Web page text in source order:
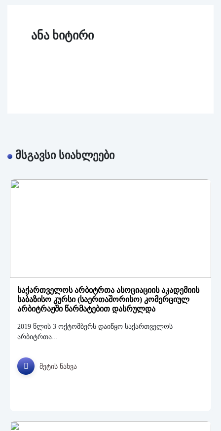
ასოციაციის
სიახლეები
რესურსები
დასმული
კითხვები
ანა ხიტირი
მსგავსი სიახლეები
საქართველოს არბიტრთა ასოციაციის აკადემიის
საბაზისო კურსი (საერთაშორისო) კომერციულ
არბიტრაჟში წარმატებით დასრულდა
2019 წლის 3 ოქტომბერს დაიწყო საქართველოს
არბიტრთა...
მეტის ნახვა